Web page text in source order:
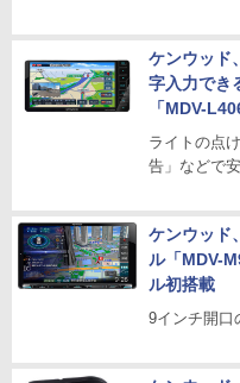
ケンウッド
字入力でき
「MDV-
ライトの点
告」などで
ケンウッド
ル「MDV-
ル初搭載
9インチ開口